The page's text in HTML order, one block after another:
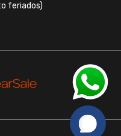
feriados)